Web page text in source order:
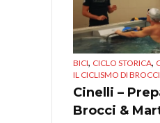
BICI, CICLO STORICA,
IL CICLISMO DI BROCCI
Cinelli –
Brocci &